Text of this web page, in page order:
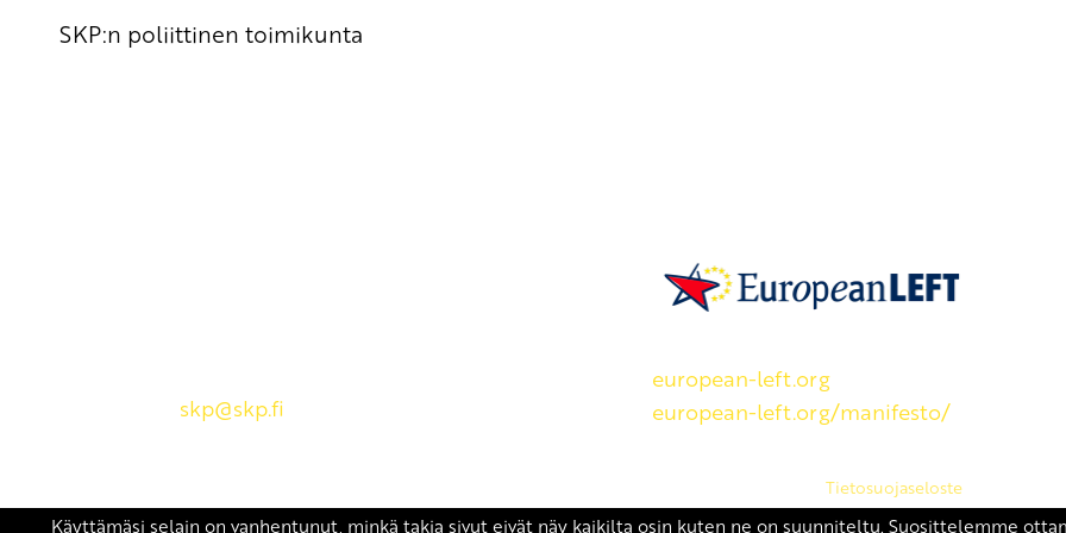
SKP:n poliittinen toimikunta
skp@skp.fi
european-left.org
european-left.org/manifesto/
Tietosuojaseloste